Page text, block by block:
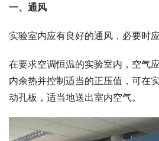
一、通风
实验室内应有良好的通风，必要时应
在要求空调恒温的实验室内，空气
内余热并控制适当的正压值，可在
动孔板，适当地送出室内空气。